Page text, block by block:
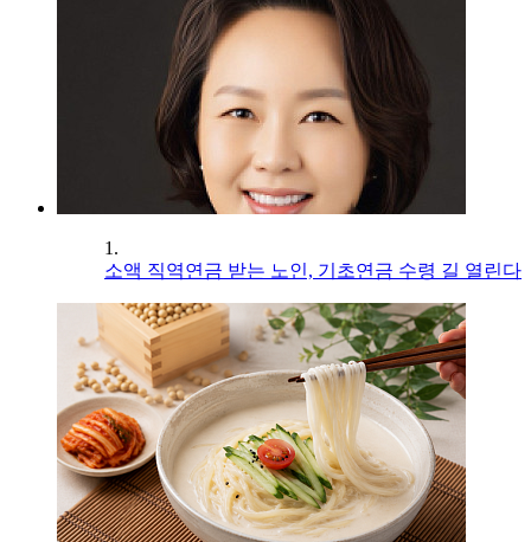
1.
소액 직역연금 받는 노인, 기초연금 수령 길 열린다